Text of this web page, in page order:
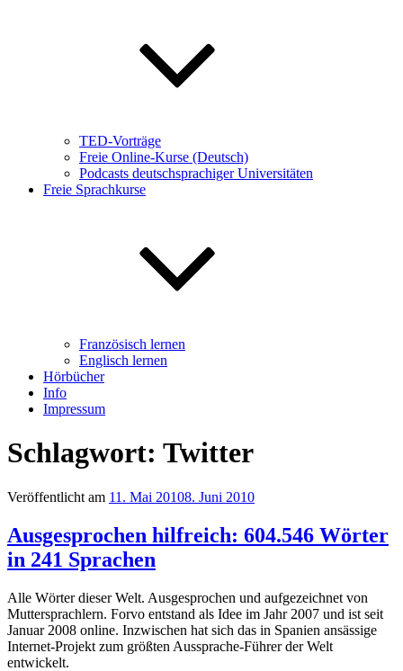
TED-Vorträge
Freie Online-Kurse (Deutsch)
Podcasts deutschsprachiger Universitäten
Freie Sprachkurse
Französisch lernen
Englisch lernen
Hörbücher
Info
Impressum
Schlagwort: Twitter
Veröffentlicht am 11. Mai 20108. Juni 2010
Ausgesprochen hilfreich: 604.546 Wörter
in 241 Sprachen
Alle Wörter dieser Welt. Ausgesprochen und aufgezeichnet von
Muttersprachlern. Forvo entstand als Idee im Jahr 2007 und ist seit
Januar 2008 online. Inzwischen hat sich das in Spanien ansässige
Internet-Projekt zum größten Aussprache-Führer der Welt
entwickelt.